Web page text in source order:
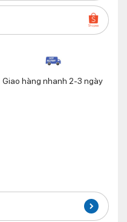
Giao hàng nhanh 2-3 ngày